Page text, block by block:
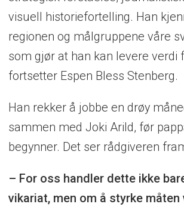
visuell historiefortelling. Han
regionen og målgruppene våre
som gjør at han kan levere verdi
fortsetter Espen Bless Stenberg.
Han rekker å jobbe en drøy
sammen med Joki Arild, før
begynner. Det ser rådgiveren
– For oss handler dette ikke
vikariat, men om å styrke